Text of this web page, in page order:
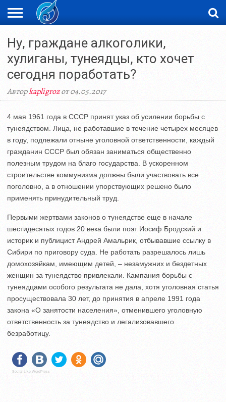
НОВОСТИ
ВИДЕО
ФОТОРЕПОРТАЖИ
ОРКЕН
LIVETV
Ну, граждане алкоголики,
хулиганы, тунеядцы, кто хочет
сегодня поработать?
Авторkapligrozот 04.05.2017
4 мая 1961 года в СССР принят указ об усилении борьбы с
тунеядством. Лица, не работавшие в течение четырех месяцев
в году, подлежали отныне уголовной ответственности, каждый
гражданин СССР был обязан заниматься общественно
полезным трудом на благо государства. В ускоренном
строительстве коммунизма должны были участвовать все
поголовно, а в отношении упорствующих решено было
применять принудительный труд.
Первыми жертвами законов о тунеядстве еще в начале
шестидесятых годов 20 века были поэт Иосиф Бродский и
историк и публицист Андрей Амальрик, отбывавшие ссылку в
Сибири по приговору суда. Не работать разрешалось лишь
домохозяйкам, имеющим детей, – незамужних и бездетных
женщин за тунеядство привлекали. Кампания борьбы с
тунеядцами особого результата не дала, хотя уголовная статья
просуществовала 30 лет, до принятия в апреле 1991 года
закона «О занятости населения», отменившего уголовную
ответственность за тунеядство и легализовавшего
безработицу.
Social Like WordPress